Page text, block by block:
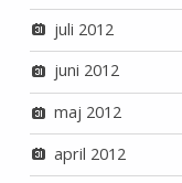
juli 2012
juni 2012
maj 2012
april 2012